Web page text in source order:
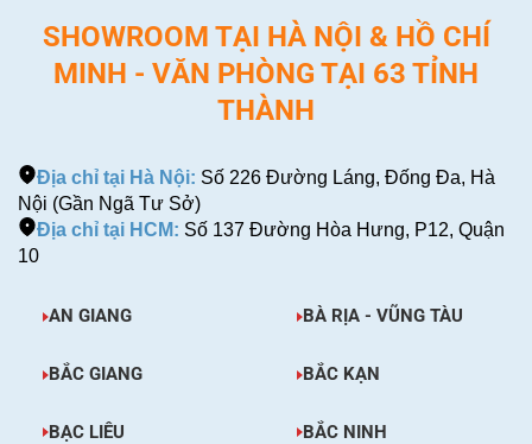
SHOWROOM TẠI HÀ NỘI & HỒ CHÍ
MINH - VĂN PHÒNG TẠI 63 TỈNH
THÀNH
Địa chỉ tại Hà Nội: Số 226 Đường Láng, Đống Đa, Hà
Nội (Gần Ngã Tư Sở)
Địa chỉ tại HCM: Số 137 Đường Hòa Hưng, P12, Quận
10
AN GIANG BÀ RỊA - VŨNG TÀU
BẮC GIANG BẮC KẠN
BẠC LIÊU BẮC NINH